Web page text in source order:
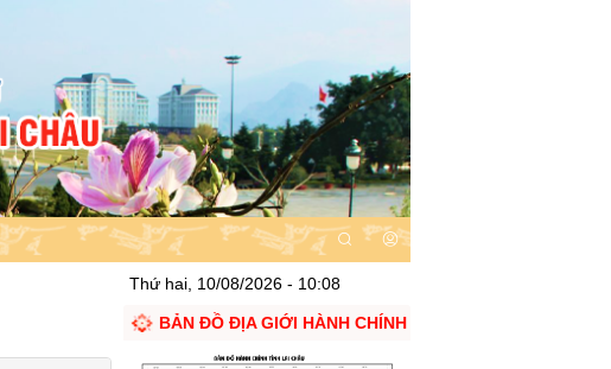
Thứ hai, 10/08/2026 - 10:08
BẢN ĐỒ ĐỊA GIỚI HÀNH CHÍNH